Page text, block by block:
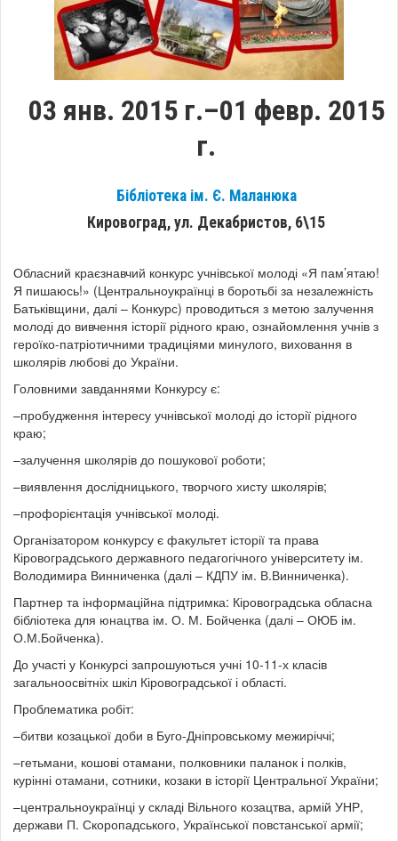
03 янв. 2015 г.–01 февр. 2015
г.
Бібліотека ім. Є. Маланюка
Кировоград, ул. Декабристов, 6\15
Обласний краєзнавчий конкурс учнівської молоді «Я пам’ятаю!
Я пишаюсь!» (Центральноукраїнці в боротьбі за незалежність
Батьківщини, далі – Конкурс) проводиться з метою залучення
молоді до вивчення історії рідного краю, ознайомлення учнів з
героїко-патріотичними традиціями минулого, виховання в
школярів любові до України.
Головними завданнями Конкурсу є:
–пробудження інтересу учнівської молоді до історії рідного
краю;
–залучення школярів до пошукової роботи;
–виявлення дослідницького, творчого хисту школярів;
–профорієнтація учнівської молоді.
Організатором конкурсу є факультет історії та права
Кіровоградського державного педагогічного університету ім.
Володимира Винниченка (далі – КДПУ ім. В.Винниченка).
Партнер та інформаційна підтримка: Кіровоградська обласна
бібліотека для юнацтва ім. О. М. Бойченка (далі – ОЮБ ім.
О.М.Бойченка).
До участі у Конкурсі запрошуються учні 10-11-х класів
загальноосвітніх шкіл Кіровоградської і області.
Проблематика робіт:
–битви козацької доби в Буго-Дніпровському межиріччі;
–гетьмани, кошові отамани, полковники паланок і полків,
курінні отамани, сотники, козаки в історії Центральної України;
–центральноукраїнці у складі Вільного козацтва, армій УНР,
держави П. Скоропадського, Української повстанської армії;